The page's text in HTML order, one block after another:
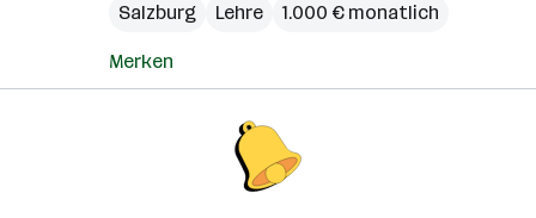
Salzburg
Lehre 1.000 € monatlich
Merken